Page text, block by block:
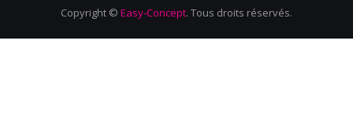
Copyright © Easy-Concept. Tous droits réservés.